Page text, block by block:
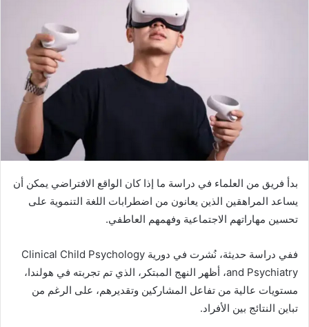
بدأ فريق من العلماء في دراسة ما إذا كان الواقع الافتراضي يمكن أن
يساعد المراهقين الذين يعانون من اضطرابات اللغة التنموية على
تحسين مهاراتهم الاجتماعية وفهمهم العاطفي.
ففي دراسة حديثة، نُشرت في دورية Clinical Child Psychology
and Psychiatry، أظهر النهج المبتكر، الذي تم تجربته في هولندا،
مستويات عالية من تفاعل المشاركين وتقديرهم، على الرغم من
تباين النتائج بين الأفراد.